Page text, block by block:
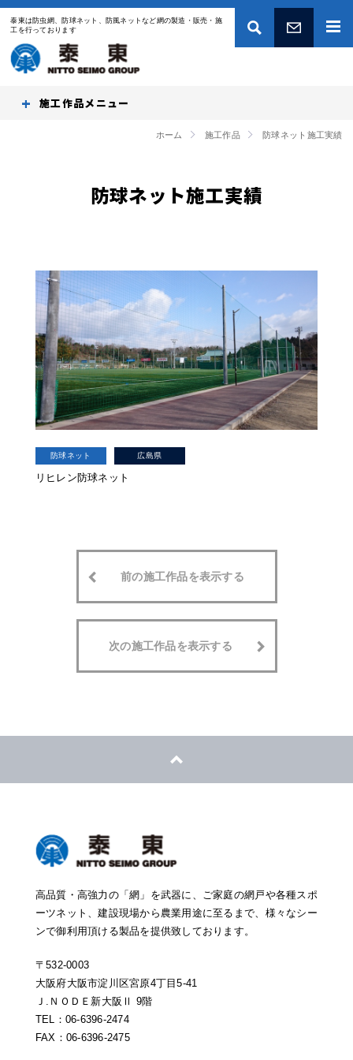
泰東は防虫網、防球ネット、防風ネットなど網の製造・販売・施
工を行っております
施工作品
ホーム 施工作品 防球ネット施工実績
防球ネット施工実績
防球ネット 広島県
リヒレン防球ネット
前の施工作品を表示する
次の施工作品を表示する
高品質・高強力の「網」を武器に、ご家庭の網戸や各種スポ
ーツネット、建設現場から農業用途に至るまで、様々なシー
ンで御利用頂ける製品を提供致しております。
〒532-0003
大阪府大阪市淀川区宮原4丁目5-41
Ｊ.ＮＯＤＥ新大阪Ⅱ 9階
TEL：06-6396-2474
FAX：06-6396-2475